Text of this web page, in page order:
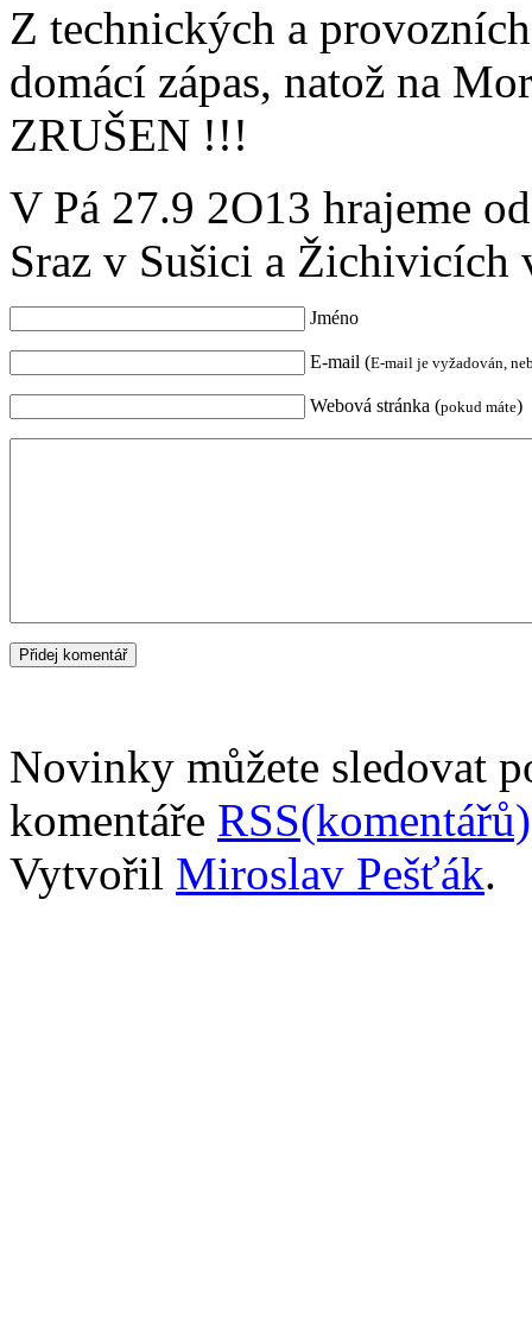
Z technických a
domácí zápas, natož na
ZRUŠEN !!!
V Pá 27.9 2O13 hrajeme
Sraz v Sušici a Žichivicích
Jméno
E-mail (E-mail je vyžadován,
Webová stránka (pokud máte)
Novinky můžete sledovat
komentáře RSS(komentářů)
Vytvořil Miroslav Pešťák.